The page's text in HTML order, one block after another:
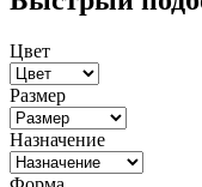
Цвет
Размер
Назначение